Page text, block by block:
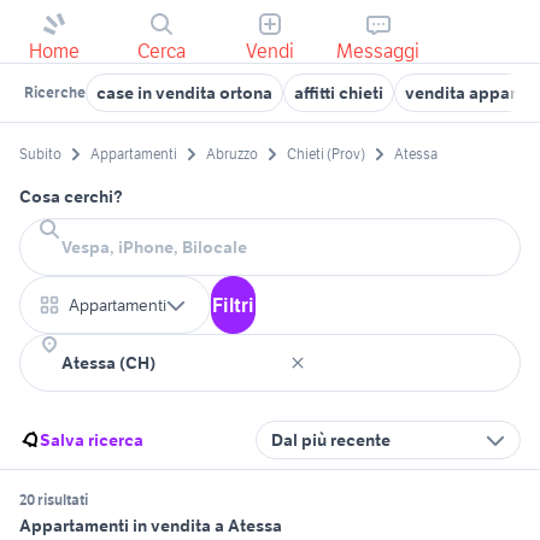
Home Cerca Vendi Messaggi
Ricerche case in vendita ortona affitti chieti vendita
Subito Appartamenti Abruzzo Chieti (Prov) Atessa
Cosa cerchi?
Appartamenti Filtri
Salva ricerca Dal più recente
20 risultati
Appartamenti in vendita a Atessa